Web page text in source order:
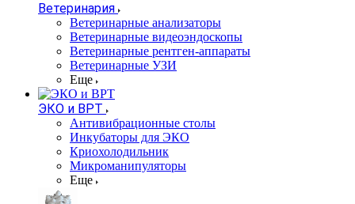
Ветеринария
Ветеринарные анализаторы
Ветеринарные видеоэндоскопы
Ветеринарные рентген-аппараты
Ветеринарные УЗИ
Еще
ЭКО и ВРТ
Антивибрационные столы
Инкубаторы для ЭКО
Криохолодильник
Микроманипуляторы
Еще